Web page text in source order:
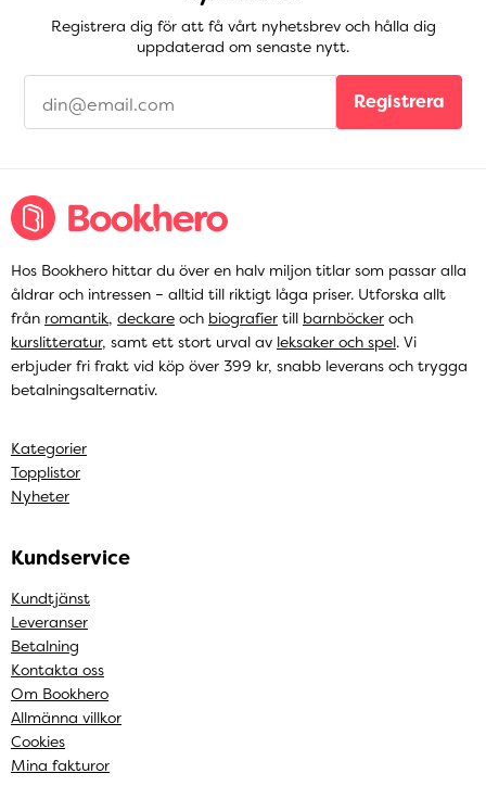
Registrera dig för att få vårt nyhetsbrev och hålla dig
uppdaterad om senaste nytt.
Registrera
Hos Bookhero hittar du över en halv miljon titlar som passar alla
åldrar och intressen – alltid till riktigt låga priser. Utforska allt
från romantik, deckare och biografier till barnböcker och
kurslitteratur, samt ett stort urval av leksaker och spel. Vi
erbjuder fri frakt vid köp över 399 kr, snabb leverans och trygga
betalningsalternativ.
Kategorier
Topplistor
Nyheter
Kundservice
Kundtjänst
Leveranser
Betalning
Kontakta oss
Om Bookhero
Allmänna villkor
Cookies
Mina fakturor